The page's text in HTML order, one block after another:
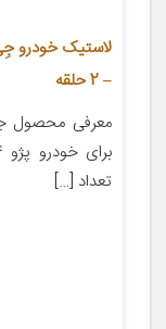
– 2 حلقه
تعداد […]